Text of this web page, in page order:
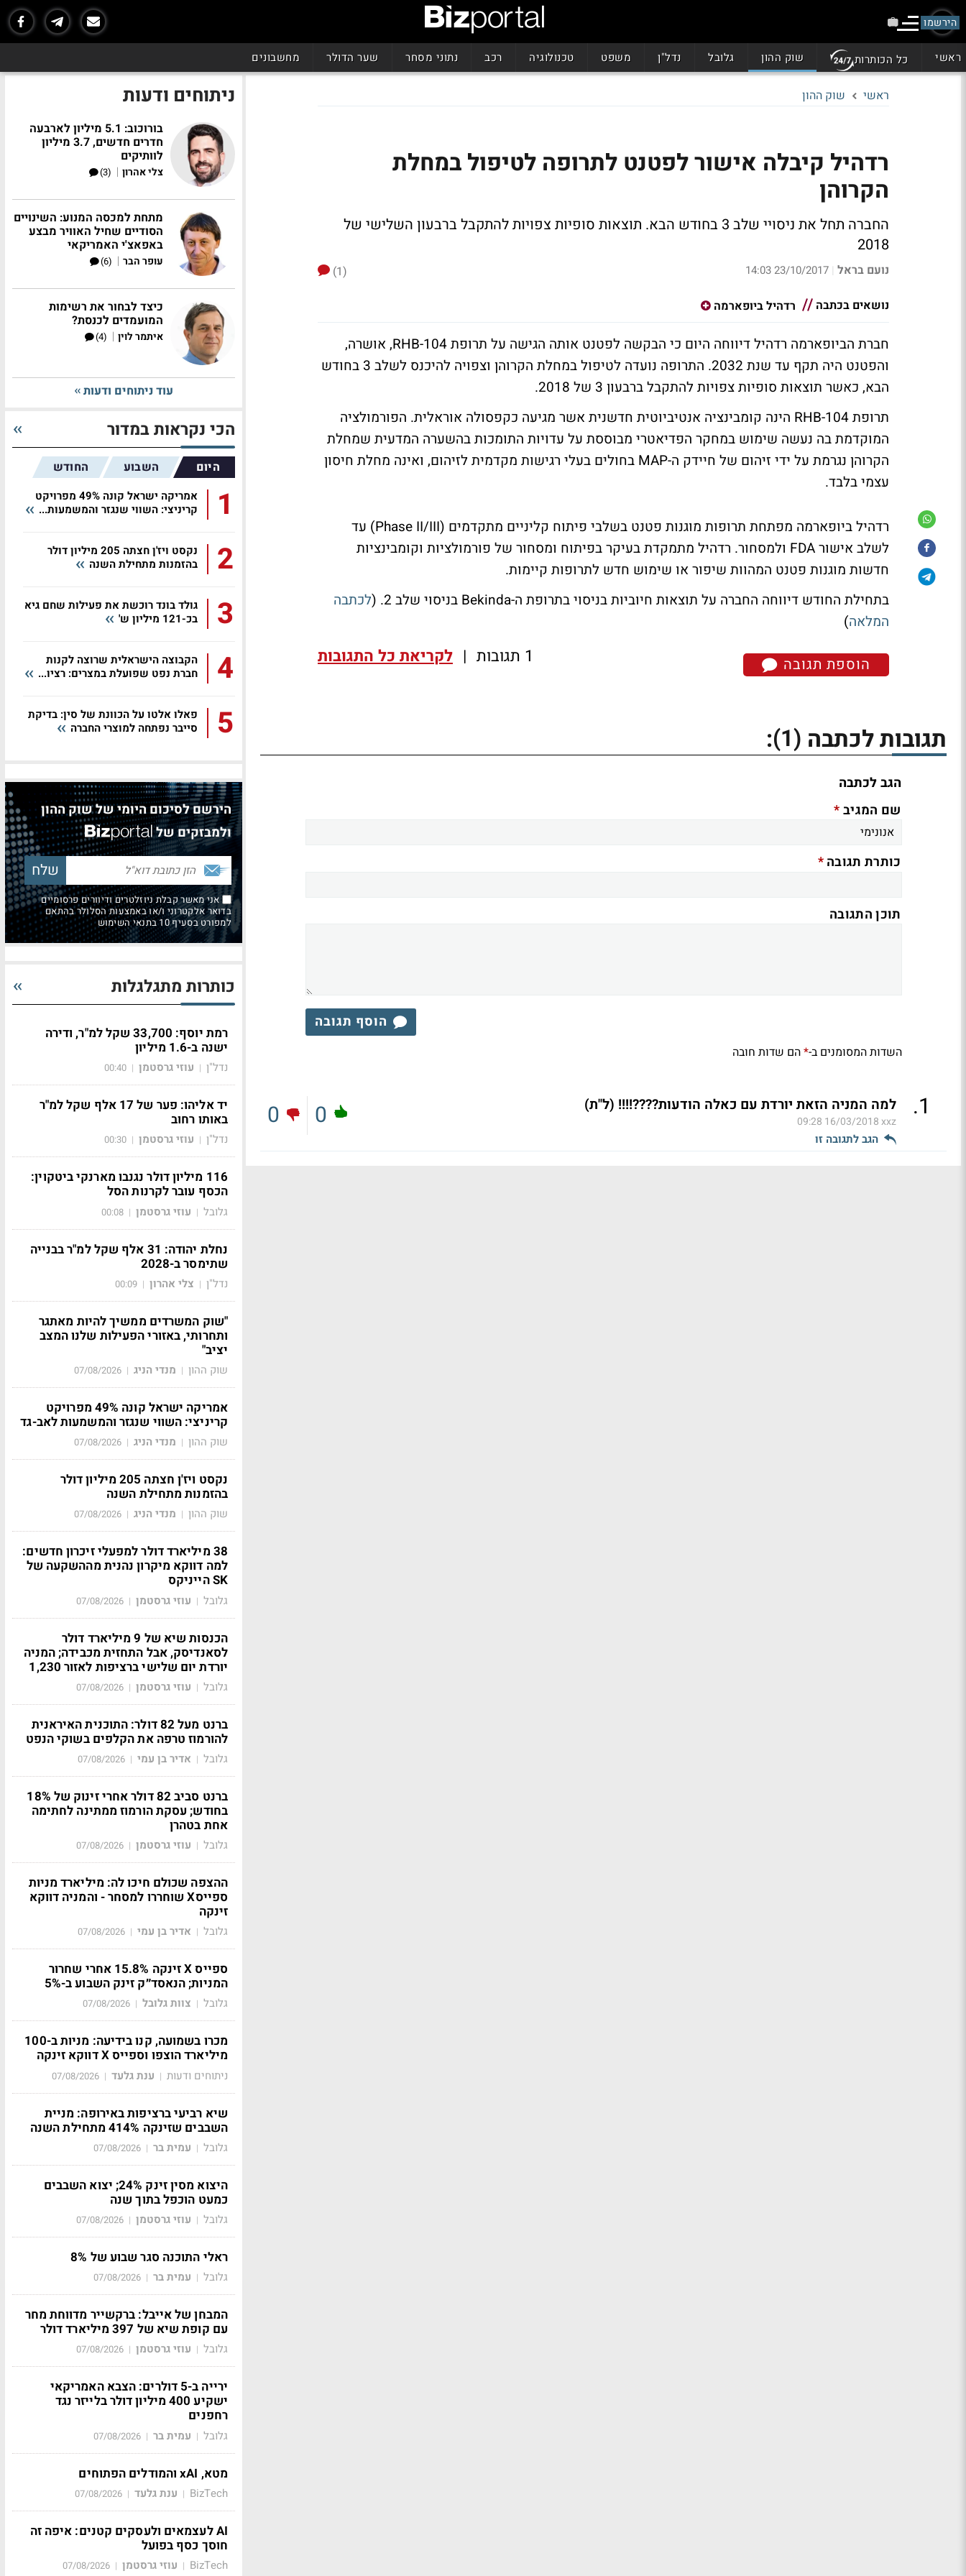
הירשמו
ראשי כל הכותרות שוק ההון גלובל נדל"ן משפט טכנולוגיה רכב נתוני מסחר שער הדולר מחשבונים
ראשי שוק ההון
רדהיל קיבלה אישור לפטנט לתרופה לטיפול במחלת
הקרוהן
החברה תחל את ניסויי שלב 3 בחודש הבא. תוצאות סופיות צפויות להתקבל ברבעון השלישי של
2018
נועם בראל |
23/10/2017 14:03
(1)
נושאים בכתבה
רדהיל ביופארמה
חברת הביופארמה רדהיל דיווחה היום כי הבקשה לפטנט אותה הגישה על תרופת RHB-104, אושרה,
והפטנט היה תקף עד שנת 2032. התרופה נועדה לטיפול במחלת הקרוהן וצפויה להיכנס לשלב 3 בחודש
הבא, כאשר תוצאות סופיות צפויות להתקבל ברבעון 3 של 2018.
תרופת RHB-104 הינה קומבינציה אנטיביוטית חדשנית אשר מגיעה כקפסולה אוראלית. הפורמולציה
המוקדמת בה נעשה שימוש במחקר הפדיאטרי מבוססת על עדויות התומכות בהשערה המדעית שמחלת
הקרוהן נגרמת על ידי זיהום של חיידק ה-MAP בחולים בעלי רגישות מקדמית לזיהום, ואינה מחלת חיסון
עצמי בלבד.
רדהיל ביופארמה מפתחת תרופות מוגנות פטנט בשלבי פיתוח קליניים מתקדמים (Phase II/III) עד
לשלב אישור FDA ולמסחור. רדהיל מתמקדת בעיקר בפיתוח ומסחור של פורמולציות וקומבינציות
חדשות מוגנות פטנט המהוות שיפור או שימוש חדש לתרופות קיימות.
בתחילת החודש דיווחה החברה על תוצאות חיוביות בניסוי בתרופת ה-Bekinda בניסוי שלב 2. (
לכתבה
המלאה)
הוספת תגובה 1 תגובות | לקריאת כל התגובות
תגובות לכתבה (1)
:
הגב לכתבה
שם המגיב*
כותרת תגובה*
תוכן התגובה
הוסף תגובה
השדות המסומנים ב-*הם שדות חובה
1
. למה המניה הזאת יורדת עם כאלה הודעות????!!!! (ל"ת)
xxz
16/03/2018 09:28
הגב לתגובה זו
0
0
ניתוחים ודעות
בורוכוב: 5.1 מיליון לארבעה
חדרים חדשים, 3.7 מיליון
לוותיקים
צלי אהרון |
(3)
מתחת למכסה המנוע: השינויים
הסודיים שחיל האוויר מבצע
באפאצ'י האמריקאי
עופר הבר |
(6)
כיצד לבחור את רשימות
המועמדים לכנסת?
איתמר לוין |
(4)
עוד ניתוחים ודעות
הכי נקראות במדור
היום השבוע החודש
1
אמריקה ישראל קונה 49% מפרויקט
קריניצי: השווי שנגזר והמשמעות...
2
נקסט ויז'ן חצתה 205 מיליון דולר
בהזמנות מתחילת השנה
3
גולד בונד רוכשת את פעילות שחם גיא
בכ-121 מיליון ש'
4
הקבוצה הישראלית שרוצה לקנות
חברת נפט שפועלת במצרים: רציו...
5
פאלו אלטו על הכוונת של סין: בדיקת
סייבר נפתחה למוצרי החברה
הירשם לסיכום היומי של שוק ההון
ולמבזקים של
אני מאשר קבלת ניוזלטרים ודיוורים פרסומיים
בדואר אלקטרוני ו/או באמצעות הסלולר בהתאם
למפורט בסעיף 10 בתנאי השימוש
כותרות מתגלגלות
רמת יוסף: 33,700 שקל למ"ר, ודירה
ישנה ב-1.6 מיליון
נדל"ן | עוזי גרסטמן |
00:40
יד אליהו: פער של 17 אלף שקל למ"ר
באותו רחוב
נדל"ן | עוזי גרסטמן |
00:30
116 מיליון דולר נגנבו מארנקי ביטקוין:
הכסף עובר לקרנות הסל
גלובל | עוזי גרסטמן |
00:08
נחלת יהודה: 31 אלף שקל למ"ר בבנייה
שתימסר ב-2028
נדל"ן | צלי אהרון |
00:09
"שוק המשרדים ממשיך להיות מאתגר
ותחרותי, באזורי הפעילות שלנו המצב
יציב"
שוק ההון | מנדי הניג |
07/08/2026
אמריקה ישראל קונה 49% מפרויקט
קריניצי: השווי שנגזר והמשמעות לאב-גד
שוק ההון | מנדי הניג |
07/08/2026
נקסט ויז'ן חצתה 205 מיליון דולר
בהזמנות מתחילת השנה
שוק ההון | מנדי הניג |
07/08/2026
38 מיליארד דולר למפעלי זיכרון חדשים:
למה דווקא מיקרון נהנית מההשקעה של
SK הייניקס
גלובל | עוזי גרסטמן |
07/08/2026
הכנסות שיא של 9 מיליארד דולר
לסאנדיסק, אבל התחזית מכבידה; המניה
יורדת יום שלישי ברציפות לאזור 1,230
גלובל | עוזי גרסטמן |
07/08/2026
ברנט מעל 82 דולר: התוכנית האיראנית
להורמוז טרפה את הקלפים בשוקי הנפט
גלובל | אדיר בן עמי |
07/08/2026
ברנט סביב 82 דולר אחרי זינוק של 18%
בחודש; עסקת הורמוז ממתינה לחתימה
אחת בטהרן
גלובל | עוזי גרסטמן |
07/08/2026
ההצפה שכולם חיכו לה: מיליארד מניות
ספייסX שוחררו למסחר - והמניה דווקא
זינקה
גלובל | אדיר בן עמי |
07/08/2026
ספייס X זינקה 15.8% אחרי שחרור
המניות; הנאסד״ק זינק השבוע ב-5%
גלובל | צוות גלובל |
07/08/2026
מכרו בשמועה, קנו בידיעה: מניות ב-100
מיליארד הוצפו וספייס X דווקא זינקה
ניתוחים ודעות | ענת גלעד |
07/08/2026
שיא רביעי ברציפות באירופה: מניית
השבבים שזינקה 414% מתחילת השנה
גלובל | עמית בר |
07/08/2026
היצוא מסין זינק 24%; יצוא השבבים
כמעט הוכפל בתוך שנה
גלובל | עוזי גרסטמן |
07/08/2026
ראלי התוכנה סגר שבוע של 8%
גלובל | עמית בר |
07/08/2026
המבחן של אייבל: ברקשייר מדווחת מחר
עם קופת שיא של 397 מיליארד דולר
גלובל | עוזי גרסטמן |
07/08/2026
ירייה ב-5 דולרים: הצבא האמריקאי
ישקיע 400 מיליון דולר בלייזר נגד
רחפנים
גלובל | עמית בר |
07/08/2026
מטא, xAI והמודלים הפתוחים
BizTech
| ענת גלעד |
07/08/2026
AI לעצמאים ולעסקים קטנים: איפה זה
חוסך כסף בפועל
BizTech
| עוזי גרסטמן |
07/08/2026